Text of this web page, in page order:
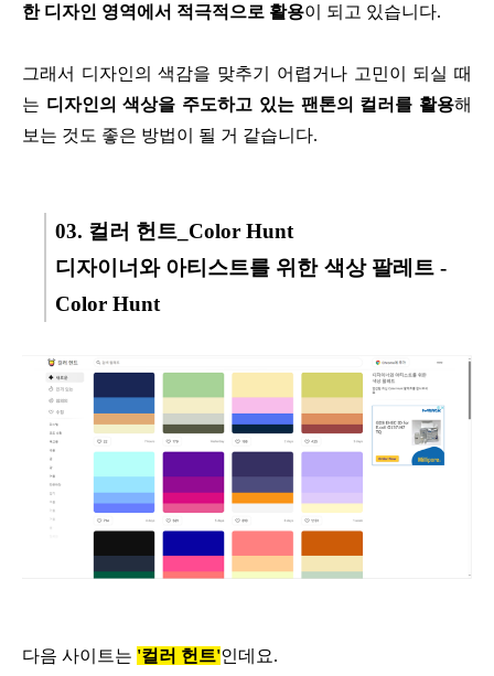
한 디자인 영역에서 적극적으로 활용이 되고 있습니다.
그래서 디자인의 색감을 맞추기 어렵거나 고민이 되실 때
는 디자인의 색상을 주도하고 있는 팬톤의 컬러를 활용해
보는 것도 좋은 방법이 될 거 같습니다.
03. 컬러 헌트_Color Hunt
디자이너와 아티스트를 위한 색상 팔레트 -
Color Hunt
다음 사이트는 '컬러 헌트'인데요.